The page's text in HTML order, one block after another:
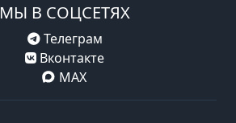
МЫ В СОЦСЕТЯХ
Телеграм
Вконтакте
MAX